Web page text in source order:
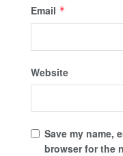
Email *
Website
Save my name,
browser for the